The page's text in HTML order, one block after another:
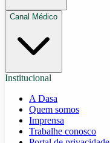
Canal Médico
Institucional
A Dasa
Quem somos
Imprensa
Trabalhe conosco